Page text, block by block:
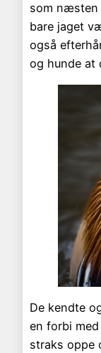
som næsten
bare jaget
også
og hunde at
De kendte
en forbi
straks oppe